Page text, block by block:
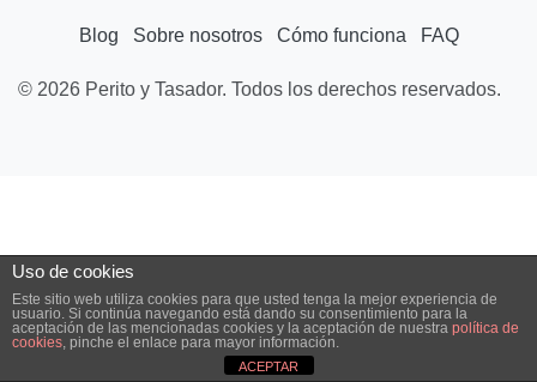
Blog Sobre nosotros Cómo funciona FAQ
© 2026 Perito y Tasador. Todos los derechos reservados.
Uso de cookies
Este sitio web utiliza cookies para que usted tenga la mejor experiencia de
usuario. Si continúa navegando está dando su consentimiento para la
aceptación de las mencionadas cookies y la aceptación de nuestra política de
cookies, pinche el enlace para mayor información.
ACEPTAR